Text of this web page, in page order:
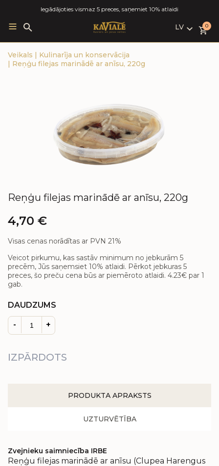
Iegādājoties vismaz 5 preces, saņemiet 10% atlaidi
Search
for:
LV
LV
0
Veikals | Kulinarīja un konservācija
| Reņģu filejas marinādē ar anīsu, 220g
Reņģu filejas marinādē ar anīsu, 220g
4,70 €
Visas cenas norādītas ar PVN 21%
Veicot pirkumu, kas sastāv minimum no jebkurām 5
precēm, Jūs saņemsiet 10% atlaidi. Pērkot jebkuras 5
preces, šo preču cena būs ar piemēroto atlaidi. 4.23€ par 1
gab.
DAUDZUMS
- +
IZPĀRDOTS
PRODUKTA APRAKSTS
UZTURVĒTĪBA
Zvejnieku saimniecība IRBE
Reņģu filejas marinādē ar anīsu (Clupea Harengus